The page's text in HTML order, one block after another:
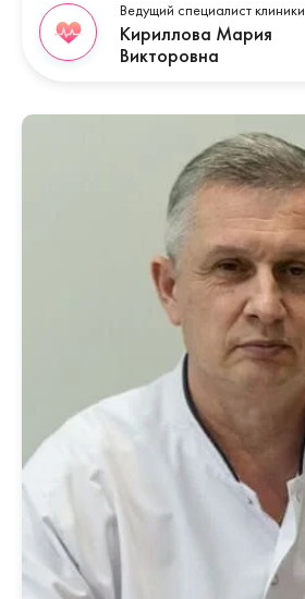
Ведущий специалист клиники
Кириллова Мария
Викторовна